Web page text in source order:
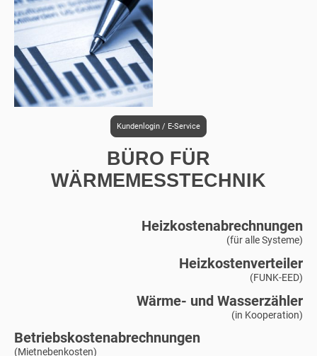
Kundenlogin / E-Service
BÜRO FÜR
WÄRMEMESSTECHNIK
Heizkostenabrechnungen
(für alle Systeme)
Heizkostenverteiler
(FUNK-EED)
Wärme- und Wasserzähler
(in Kooperation)
Betriebskostenabrechnungen
(Mietnebenkosten)